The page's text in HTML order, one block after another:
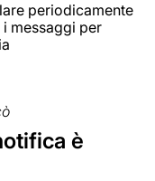
periodicamente
messaggi per
è